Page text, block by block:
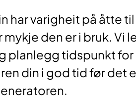
har varigheit på åtte til
den er i bruk. Vi
planlegg tidspunkt for
din i god tid før det